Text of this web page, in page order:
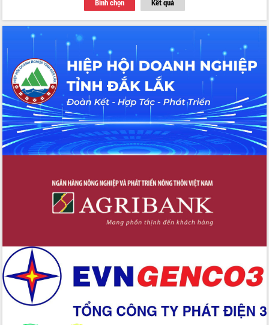
Tập huấn ứng dụng trí tuệ nhân tạo (AI)
trong thương mại điện tử năm 2026
Đoàn đại biểu Quốc hội tỉnh Đắk Lắk
trao đổi thông tin trước Kỳ họp thứ
nhất, Quốc hội khóa XVI
Quyết liệt cải cách hành chính, khơi
thông nguồn lực phát triển
Nâng cao hiệu lực, hiệu quả HĐND
tỉnh thông qua hiện đại hóa hành chính
Xã Ea Phê gắn cải cách hành chính với
chuyển đổi số
Phó Chủ tịch Thường trực UBND tỉnh
tâm Phục vụ hành chính công xã Ea
Xây dựng nền hành chính số đồng
hành cùng nông dân dân, doanh nghiệp
đấu có 77% xã đạt chuẩn nông thôn
mới
Chuyển đổi số 'mở đường' cho nông
nghiệp Đắk Lắk tăng trưởng bứt phá
Triển khai đồng bộ đo đạc, lập hồ sơ
địa chính, hoàn thiện cơ sở dữ liệu đất
Bình chọn Kết quả